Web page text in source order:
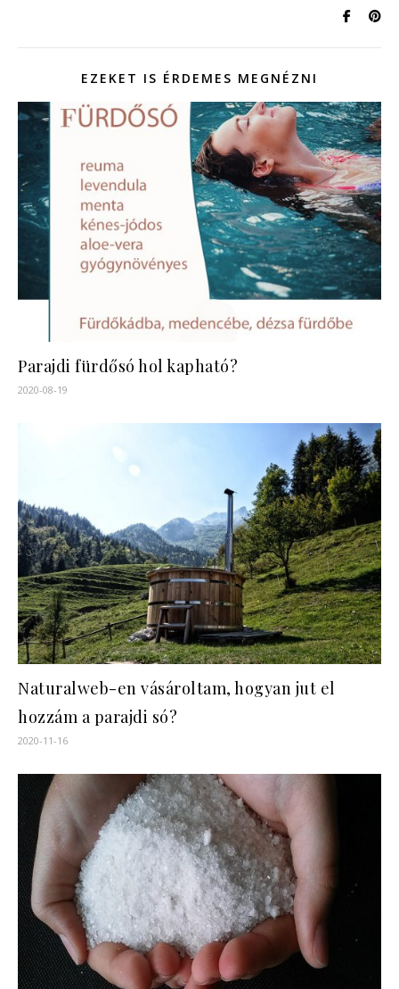
EZEKET IS ÉRDEMES MEGNÉZNI
Parajdi fürdősó hol kapható?
2020-08-19
Naturalweb-en vásároltam, hogyan jut el
hozzám a parajdi só?
2020-11-16